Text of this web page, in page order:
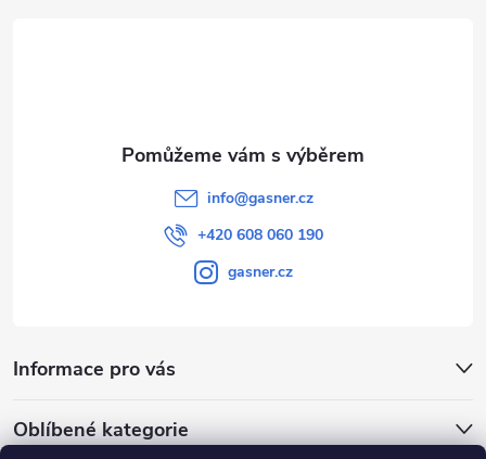
info@gasner.cz
+420 608 060 190
gasner.cz
Informace pro vás
Oblíbené kategorie